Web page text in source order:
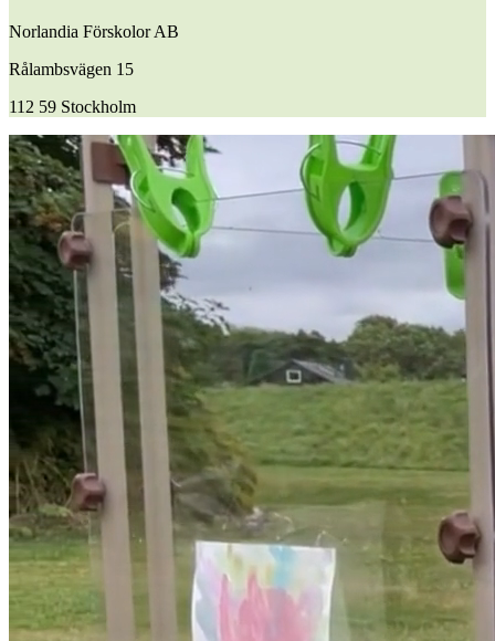
Norlandia Förskolor AB
Rålambsvägen 15
112 59 Stockholm